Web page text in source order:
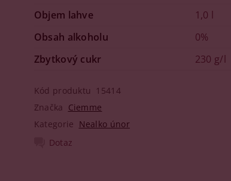
Objem lahve
1,0 l
Obsah alkoholu
0%
Zbytkový cukr
230 g/l
Kód produktu
15414
Značka Ciemme
Kategorie Nealko únor
Dotaz